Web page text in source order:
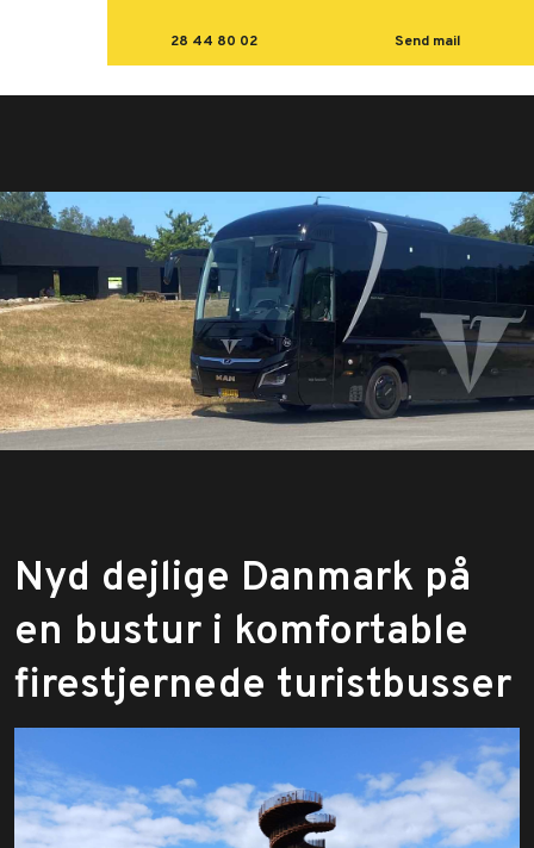
28 44 80 02 Send mail
Nyd dejlige Danmark på
en bustur i komfortable
firestjernede turistbusser